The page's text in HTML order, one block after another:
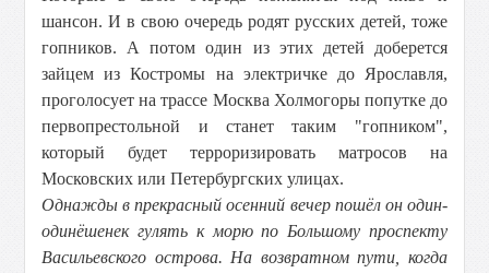
шансон. И в свою очередь родят русских детей, тоже
гопников. А потом один из этих детей доберется
зайцем из Костромы на электричке до Ярославля,
проголосует на трассе Москва Холмогоры попутке до
первопрестольной и станет таким "гопником",
который будет терроризировать матросов на
Московских или Петербургских улицах.
Однажды в прекрасный осенний вечер пошёл он один-
одинёшенек гулять к морю по Большому проспекту
Васильевского острова. На возвратном пути, когда